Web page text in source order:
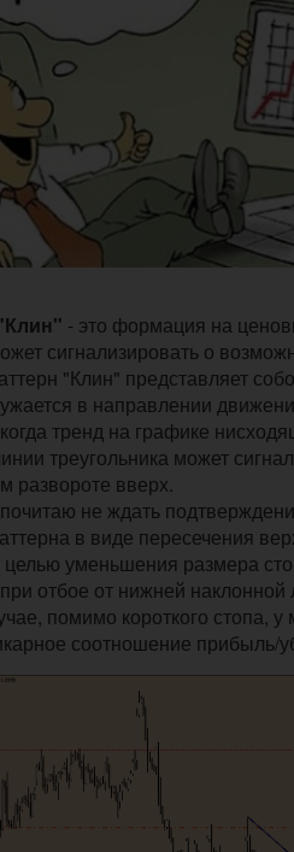
- это формация на
сигнализировать о
"Клин" представляет
в направлении
тренд на графике
треугольника может
развороте вверх.
не ждать
в виде пересечения
целью уменьшения размера
при отбое от нижней наклонной
помимо короткого стопа, у
соотношение прибыль/